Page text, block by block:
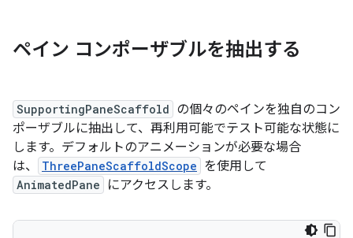
ペイン コンポーザブルを抽出する
SupportingPaneScaffold の個々のペインを独自のコン
ポーザブルに抽出して、再利用可能でテスト可能な状態に
します。デフォルトのアニメーションが必要な場合
は、
ThreePaneScaffoldScope を使用して
AnimatedPane にアクセスします。